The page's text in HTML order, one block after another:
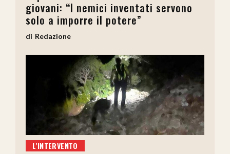
giovani: “I nemici inventati servono
solo a imporre il potere”
Redazione
L'INTERVENTO